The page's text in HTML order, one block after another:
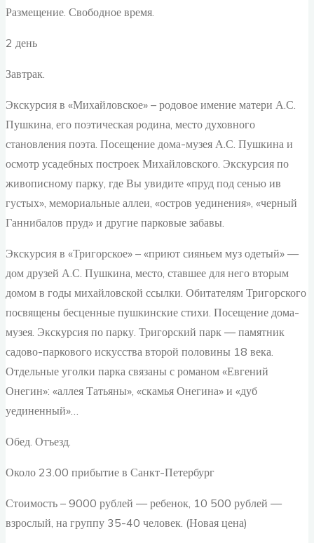
Размещение. Свободное время.
2 день
Завтрак.
Экскурсия в «Михайловское» – родовое имение матери А.С.
Пушкина, его поэтическая родина, место духовного
становления поэта. Посещение дома-музея А.С. Пушкина и
осмотр усадебных построек Михайловского. Экскурсия по
живописному парку, где Вы увидите «пруд под сенью ив
густых», мемориальные аллеи, «остров уединения», «черный
Ганнибалов пруд» и другие парковые забавы.
Экскурсия в «Тригорское» – «приют сияньем муз одетый» —
дом друзей А.С. Пушкина, место, ставшее для него вторым
домом в годы михайловской ссылки. Обитателям Тригорского
посвящены бесценные пушкинские стихи. Посещение дома-
музея. Экскурсия по парку. Тригорский парк — памятник
садово-паркового искусства второй половины 18 века.
Отдельные уголки парка связаны с романом «Евгений
Онегин»: «аллея Татьяны», «скамья Онегина» и «дуб
уединенный»…
Обед. Отъезд.
Около 23.00 прибытие в Санкт-Петербург
Стоимость – 9000 рублей — ребенок, 10 500 рублей —
взрослый, на группу 35-40 человек. (Новая цена)